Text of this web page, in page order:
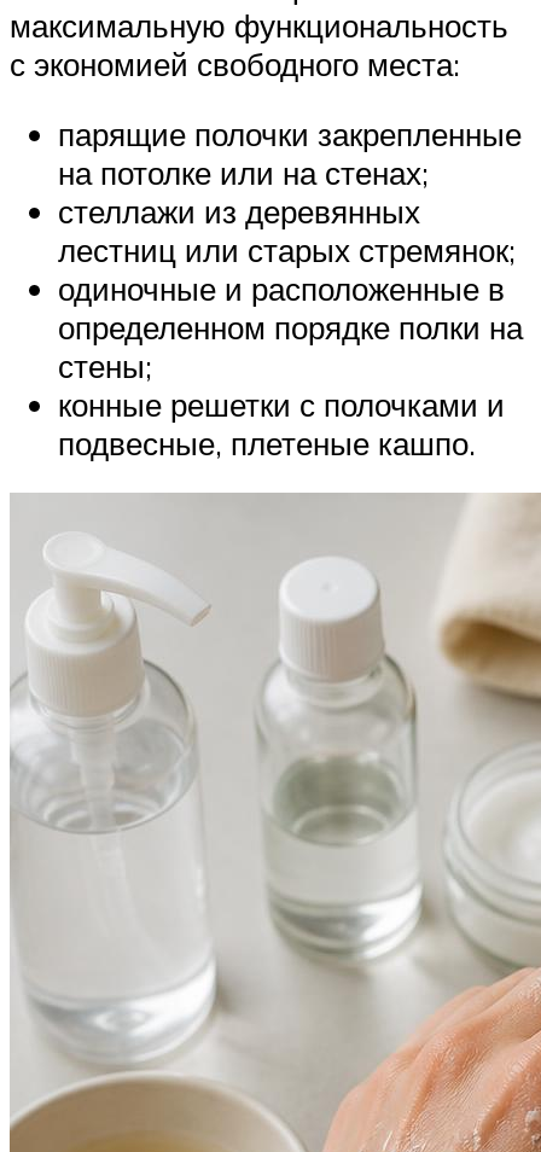
максимальную функциональность
с экономией свободного места:
парящие полочки закрепленные
на потолке или на стенах;
стеллажи из деревянных
лестниц или старых стремянок;
одиночные и расположенные в
определенном порядке полки на
стены;
конные решетки с полочками и
подвесные, плетеные кашпо.